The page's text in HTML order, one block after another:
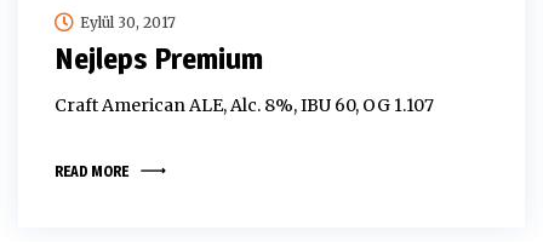
Eylül 30, 2017
Nejleps Premium
Craft American ALE, Alc. 8%, IBU 60, OG 1.107
READ MORE